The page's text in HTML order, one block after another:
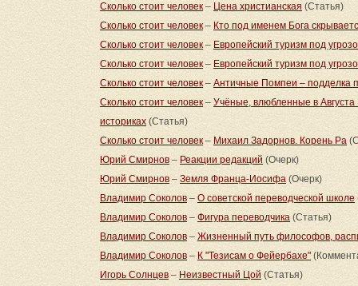
Сколько стоит человек– Цена христианская (Статья)
Сколько стоит человек– Кто под именем Бога
Сколько стоит человек– Европейский туризм под
Сколько стоит человек– Европейский туризм под
Сколько стоит человек– Античные Помпеи – подделка
Сколько стоит человек – Учёные, влюбленные в
историках (Статья)
Сколько стоит человек – Михаил Задорнов. Корень Ра
Юрий Смирнов – Реакции редакций (Очерк)
Юрий Смирнов – Земля Франца-Иосифа (Очерк)
Владимир Соколов – О советской переводческой школе
Владимир Соколов – Фигура переводчика (Статья)
Владимир Соколов – Жизненный путь философов,
Владимир Соколов – К "Тезисам о Фейербахе"
Игорь Солнцев – Неизвестный Цой (Статья)